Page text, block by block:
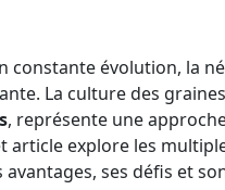
constante évolution, la
La culture des
, représente une
article explore les
ses défis et